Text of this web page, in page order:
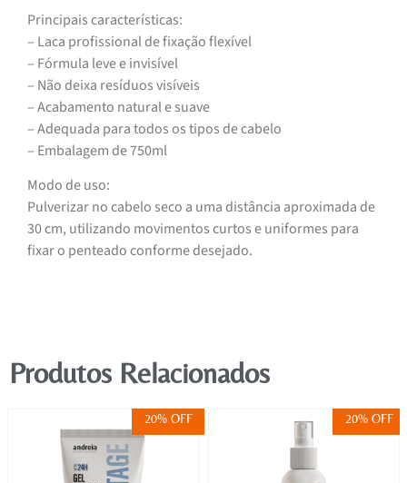
Principais características:
– Laca profissional de fixação flexível
– Fórmula leve e invisível
– Não deixa resíduos visíveis
– Acabamento natural e suave
– Adequada para todos os tipos de cabelo
– Embalagem de 750ml
Modo de uso:
Pulverizar no cabelo seco a uma distância aproximada de
30 cm, utilizando movimentos curtos e uniformes para
fixar o penteado conforme desejado.
Produtos Relacionados
20% OFF 20% OFF